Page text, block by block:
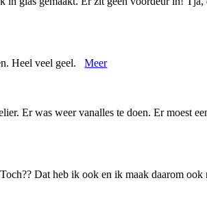
Heel veel geel.Meer
Er was weer vanalles te doen. Er moest
Dat heb ik ook en ik maak daarom